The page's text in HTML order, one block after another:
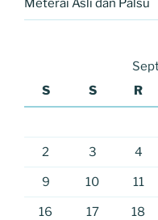
Meterai Asli dan Palsu
S
S R
2 3 4
9 10 11
16 17 18